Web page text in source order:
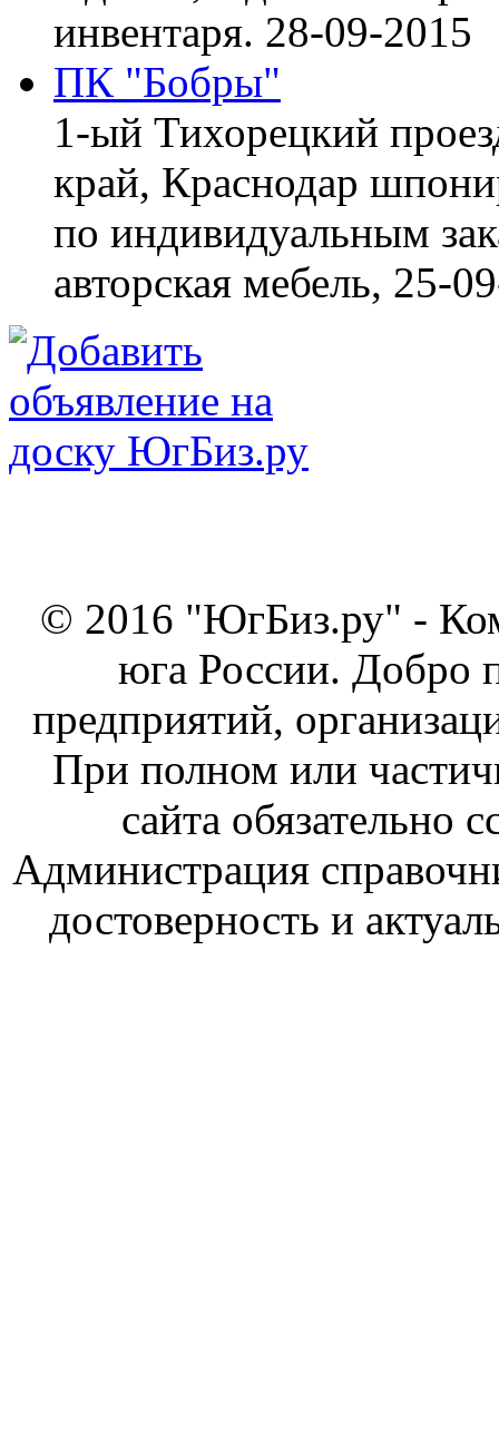
инвентаря. 28-09-2015
ПК "Бобры"
1-ый Тихорецкий
край, Краснодар
по индивидуальным
авторская мебель, 25-
© 2016 "ЮгБиз.ру" -
юга России. Добро
предприятий,
При полном или
сайта обязательно
Администрация
достоверность и